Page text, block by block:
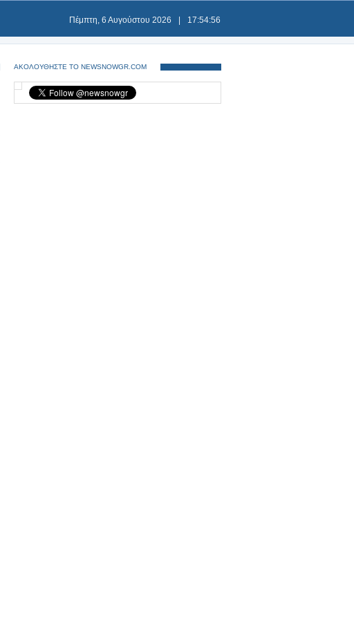
Πέμπτη, 6 Αυγούστου 2026 17:54:56
ΑΚΟΛΟΥΘΗΣΤΕ ΤΟ NEWSNOWGR.COM